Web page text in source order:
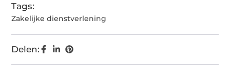
Tags:
Zakelijke dienstverlening
Delen: